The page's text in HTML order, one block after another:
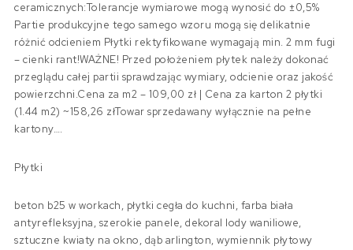
ceramicznych:Tolerancje wymiarowe mogą wynosić do ±0,5%
Partie produkcyjne tego samego wzoru mogą się delikatnie
różnić odcieniem Płytki rektyfikowane wymagają min. 2 mm fugi
– cienki rant!WAŻNE! Przed położeniem płytek należy dokonać
przeglądu całej partii sprawdzając wymiary, odcienie oraz jakość
powierzchni.Cena za m2 – 109,00 zł | Cena za karton 2 płytki
(1.44 m2) ~158,26 złTowar sprzedawany wyłącznie na pełne
kartony….
Płytki
beton b25 w workach, płytki cegła do kuchni, farba biała
antyrefleksyjna, szerokie panele, dekoral lody waniliowe,
sztuczne kwiaty na okno, dąb arlington, wymiennik płytowy